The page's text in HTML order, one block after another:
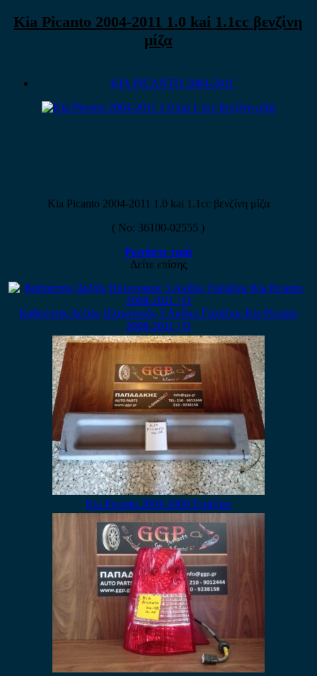
Kia Picanto 2004-2011 1.0 kai 1.1cc βενζίνη
μίζα
KIA PICANTO 2004-2011
Kia Picanto 2004-2011 1.0 kai 1.1cc βενζίνη μίζα
( No: 36100-02555 )
Ρωτήστε τιμή
Δείτε επίσης
Καθρέπτης Δεξιός Ηλεκτρικός 5 Ακίδες Γαλάζιος Kia Picanto
2008-2011 / Ο
Kia Picanto 2004-2008 Εταζέρα